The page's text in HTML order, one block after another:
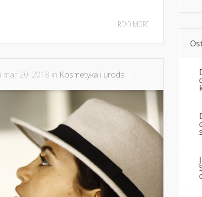
READ MORE
mar 20, 2018 in Kosmetyka i uroda |